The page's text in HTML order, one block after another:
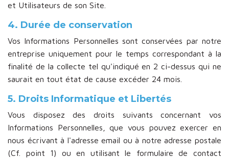
et Utilisateurs de son Site.
4. Durée de conservation
Vos Informations Personnelles sont conservées par notre
entreprise uniquement pour le temps correspondant à la
finalité de la collecte tel qu'indiqué en 2 ci-dessus qui ne
saurait en tout état de cause excéder 24 mois.
5. Droits Informatique et Libertés
Vous disposez des droits suivants concernant vos
Informations Personnelles, que vous pouvez exercer en
nous écrivant à l'adresse email ou à notre adresse postale
(Cf. point 1) ou en utilisant le formulaire de contact